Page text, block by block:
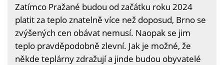
Zatímco Pražané budou od začátku roku 2024
platit za teplo znatelně více než doposud, Brno se
zvýšených cen obávat nemusí. Naopak se jim
teplo pravděpodobně zlevní. Jak je možné, že
někde teplárny zdražují a jinde budou obyvatelé